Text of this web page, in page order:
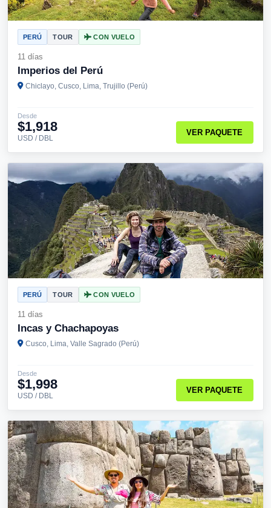
PERÚ TOUR CON VUELO
11 días
Imperios del Perú
Chiclayo, Cusco, Lima, Trujillo (Perú)
Desde
$1,918
USD / DBL
VER PAQUETE
PERÚ TOUR CON VUELO
11 días
Incas y Chachapoyas
Cusco, Lima, Valle Sagrado (Perú)
Desde
$1,998
USD / DBL
VER PAQUETE